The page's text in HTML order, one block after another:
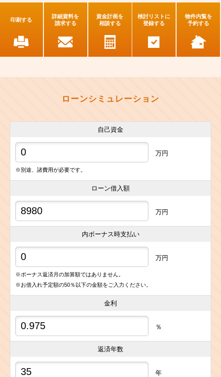
印刷する
詳細資料を
請求する
資金計画を
相談する
検討リストに
登録する
物件内覧を
予約する
ローンシミュレーション
自己資金
万円
※別途、諸費用が必要です。
ローン借入額
万円
内ボーナス時支払い
万円
※ボーナス返済月の加算額ではありません。
※お借入れ予定額の50％以下の金額をご入力ください。
金利
％
返済年数
年